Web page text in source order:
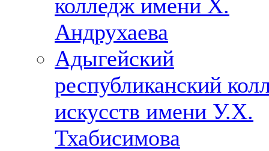
колледж имени Х.
Андрухаева
Адыгейский
республиканский
искусств имени У.Х.
Тхабисимова